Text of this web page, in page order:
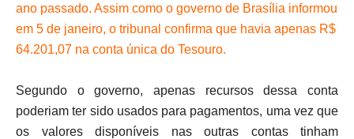
ano passado. Assim como o governo de Brasília informou
em 5 de janeiro, o tribunal confirma que havia apenas R$
64.201,07 na conta única do Tesouro.
Segundo o governo, apenas recursos dessa conta
poderiam ter sido usados para pagamentos, uma vez que
os valores disponíveis nas outras contas tinham